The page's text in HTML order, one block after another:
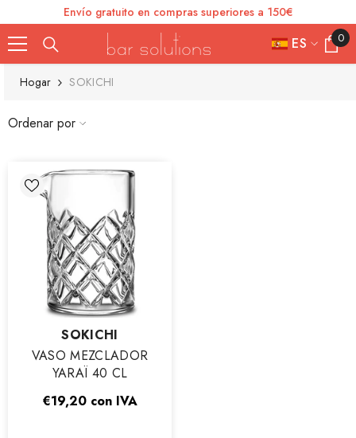
SKIP TO CONTENT
Envío gratuito en compras superiores a 150€
ES
FR
0
0
Hogar SOKICHI
Ordenar por
Vendor:
SOKICHI
VASO MEZCLADOR
YARAÏ 40 CL
€19,20 con IVA